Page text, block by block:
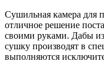
Сушильная камера для
отличное решение
своими руками. Дабы
сушку производят в
выполняются